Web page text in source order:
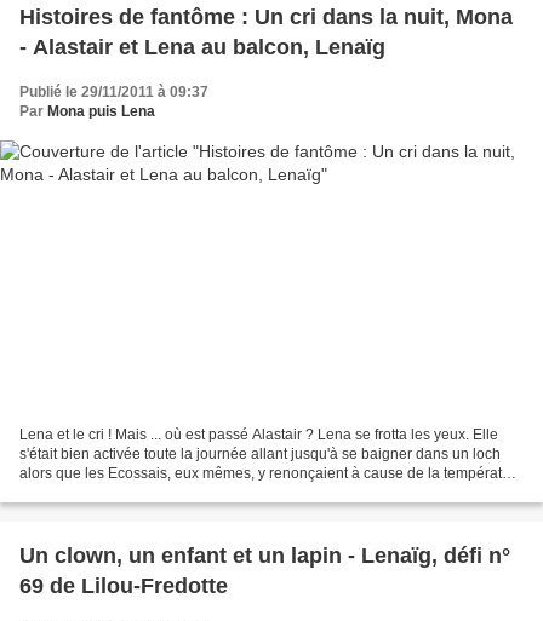
Histoires de fantôme : Un cri dans la nuit, Mona
- Alastair et Lena au balcon, Lenaïg
Publié le 29/11/2011 à 09:37
Par Mona puis Lena
Lena et le cri ! Mais ... où est passé Alastair ? Lena se frotta les yeux. Elle
s'était bien activée toute la journée allant jusqu'à se baigner dans un loch
alors que les Ecossais, eux mêmes, y renonçaient à cause de la température
Un clown, un enfant et un lapin - Lenaïg, défi n°
69 de Lilou-Fredotte